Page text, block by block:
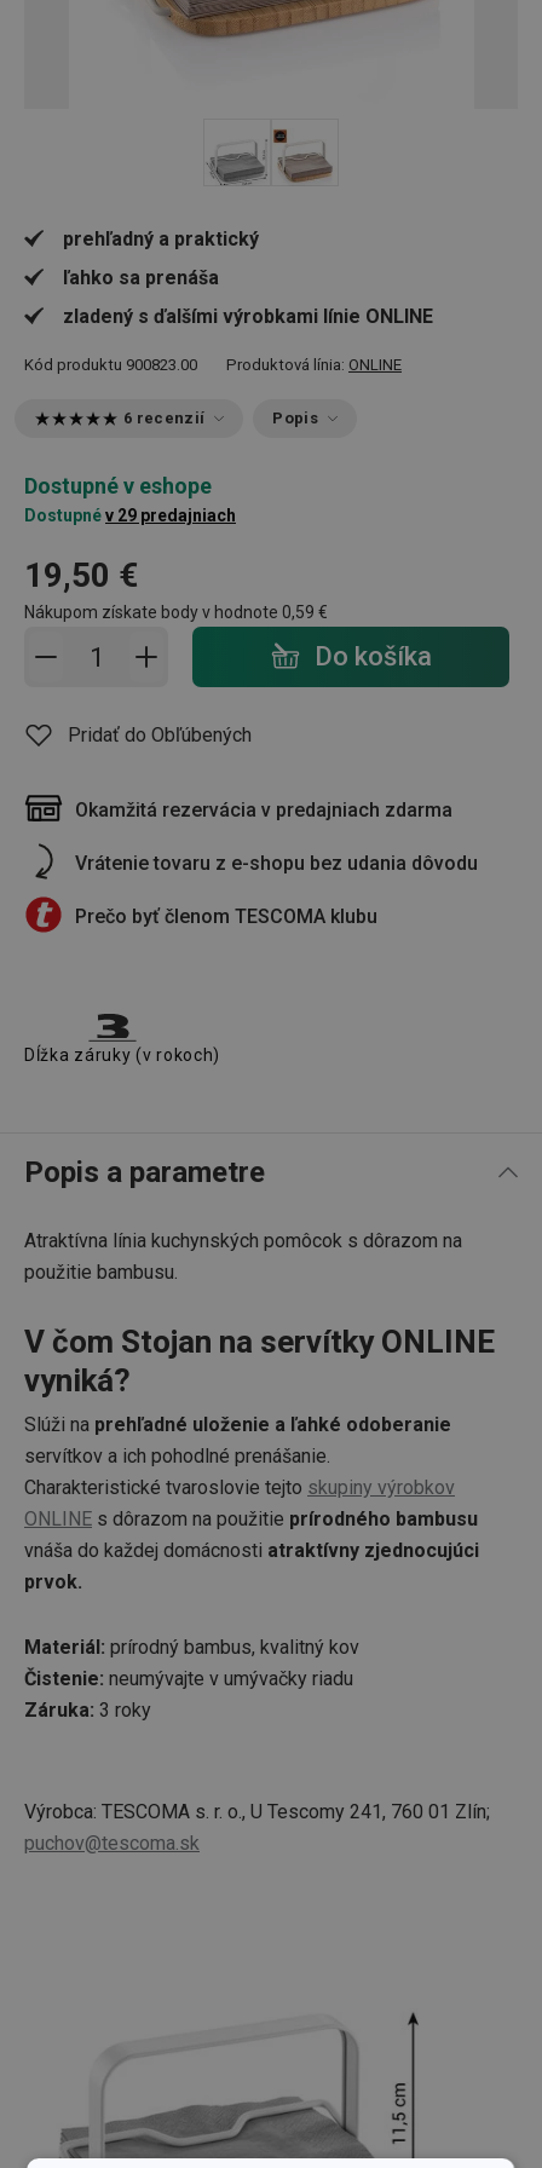
prehľadný a praktický
ľahko sa prenáša
zladený s ďalšími výrobkami línie ONLINE
Kód produktu 900823.00 Produktová línia: ONLINE
6 recenzií Popis
Dostupné v eshope
Dostupnév 29 predajniach
19,50 €
Nákupom získate body v hodnote 0,59 €
Pridať do košíka - počet Do košíka
Pridať do Obľúbených
Okamžitá rezervácia v predajniach zdarma
Vrátenie tovaru z e-shopu bez udania dôvodu
Prečo byť členom TESCOMA klubu
Dĺžka záruky (v rokoch)
Popis a parametre
Atraktívna línia kuchynských pomôcok s dôrazom na
použitie bambusu.
V čom Stojan na servítky ONLINE
vyniká?
Slúži na prehľadné uloženie a ľahké odoberanie
servítkov a ich pohodlné prenášanie.
Charakteristické tvaroslovie tejto skupiny výrobkov
ONLINE s dôrazom na použitie prírodného bambusu
vnáša do každej domácnosti atraktívny zjednocujúci
prvok.
Materiál: prírodný bambus, kvalitný kov
Čistenie: neumývajte v umývačky riadu
Záruka: 3 roky
Výrobca: TESCOMA s. r. o., U Tescomy 241, 760 01 Zlín;
puchov@tescoma.sk